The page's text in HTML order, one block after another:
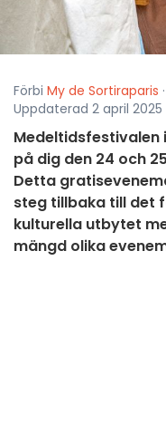
Förbi My de Sortiraparis
Uppdaterad 2 april 2025
på dig den 24 och
Detta
steg tillbaka till det
kulturella utbytet
mängd olika